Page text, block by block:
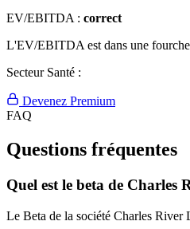
EV/EBITDA : correct
L'EV/EBITDA est dans une
Secteur Santé :
Devenez Premium
FAQ
Questions fréquentes
Quel est le beta de Charles
Le Beta de la société Charles River